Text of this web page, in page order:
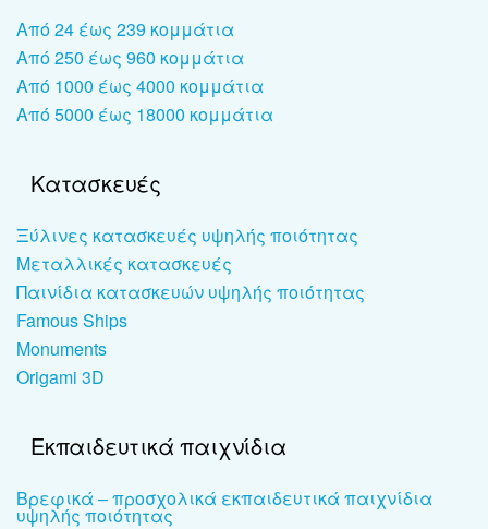
Από 24 έως 239 κομμάτια
Από 250 έως 960 κομμάτια
Από 1000 έως 4000 κομμάτια
Από 5000 έως 18000 κομμάτια
Κατασκευές
Ξύλινες κατασκευές υψηλής ποιότητας
Μεταλλικές κατασκευές
Παινίδια κατασκευών υψηλής ποιότητας
Famous Ships
Monuments
Origami 3D
Εκπαιδευτικά παιχνίδια
Βρεφικά – προσχολικά εκπαιδευτικά παιχνίδια
υψηλής ποιότητας